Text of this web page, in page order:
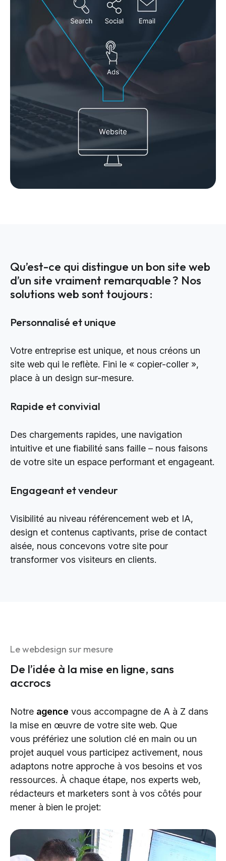
Qu’est-ce qui distingue un bon site web
d’un site vraiment remarquable ? Nos
solutions web sont toujours :
Personnalisé et unique
Votre entreprise est unique, et nous créons un
site web qui le reflète. Fini le « copier-coller »,
place à un design sur-mesure.
Rapide et convivial
Des chargements rapides, une navigation
intuitive et une fiabilité sans faille – nous faisons
de votre site un espace performant et engageant.
Engageant et vendeur
Visibilité au niveau référencement web et IA,
design et contenus captivants, prise de contact
aisée, nous concevons votre site pour
transformer vos visiteurs en clients.
Le webdesign sur mesure
De l’idée à la mise en ligne, sans
accrocs
Notre agence vous accompagne de A à Z dans
la mise en œuvre de votre site web. Que
vous préfériez une solution clé en main ou un
projet auquel vous participez activement, nous
adaptons notre approche à vos besoins et vos
ressources. À chaque étape, nos experts web,
rédacteurs et marketers sont à vos côtés pour
mener à bien le projet: